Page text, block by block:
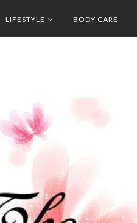
LIFESTYLE BODY CARE